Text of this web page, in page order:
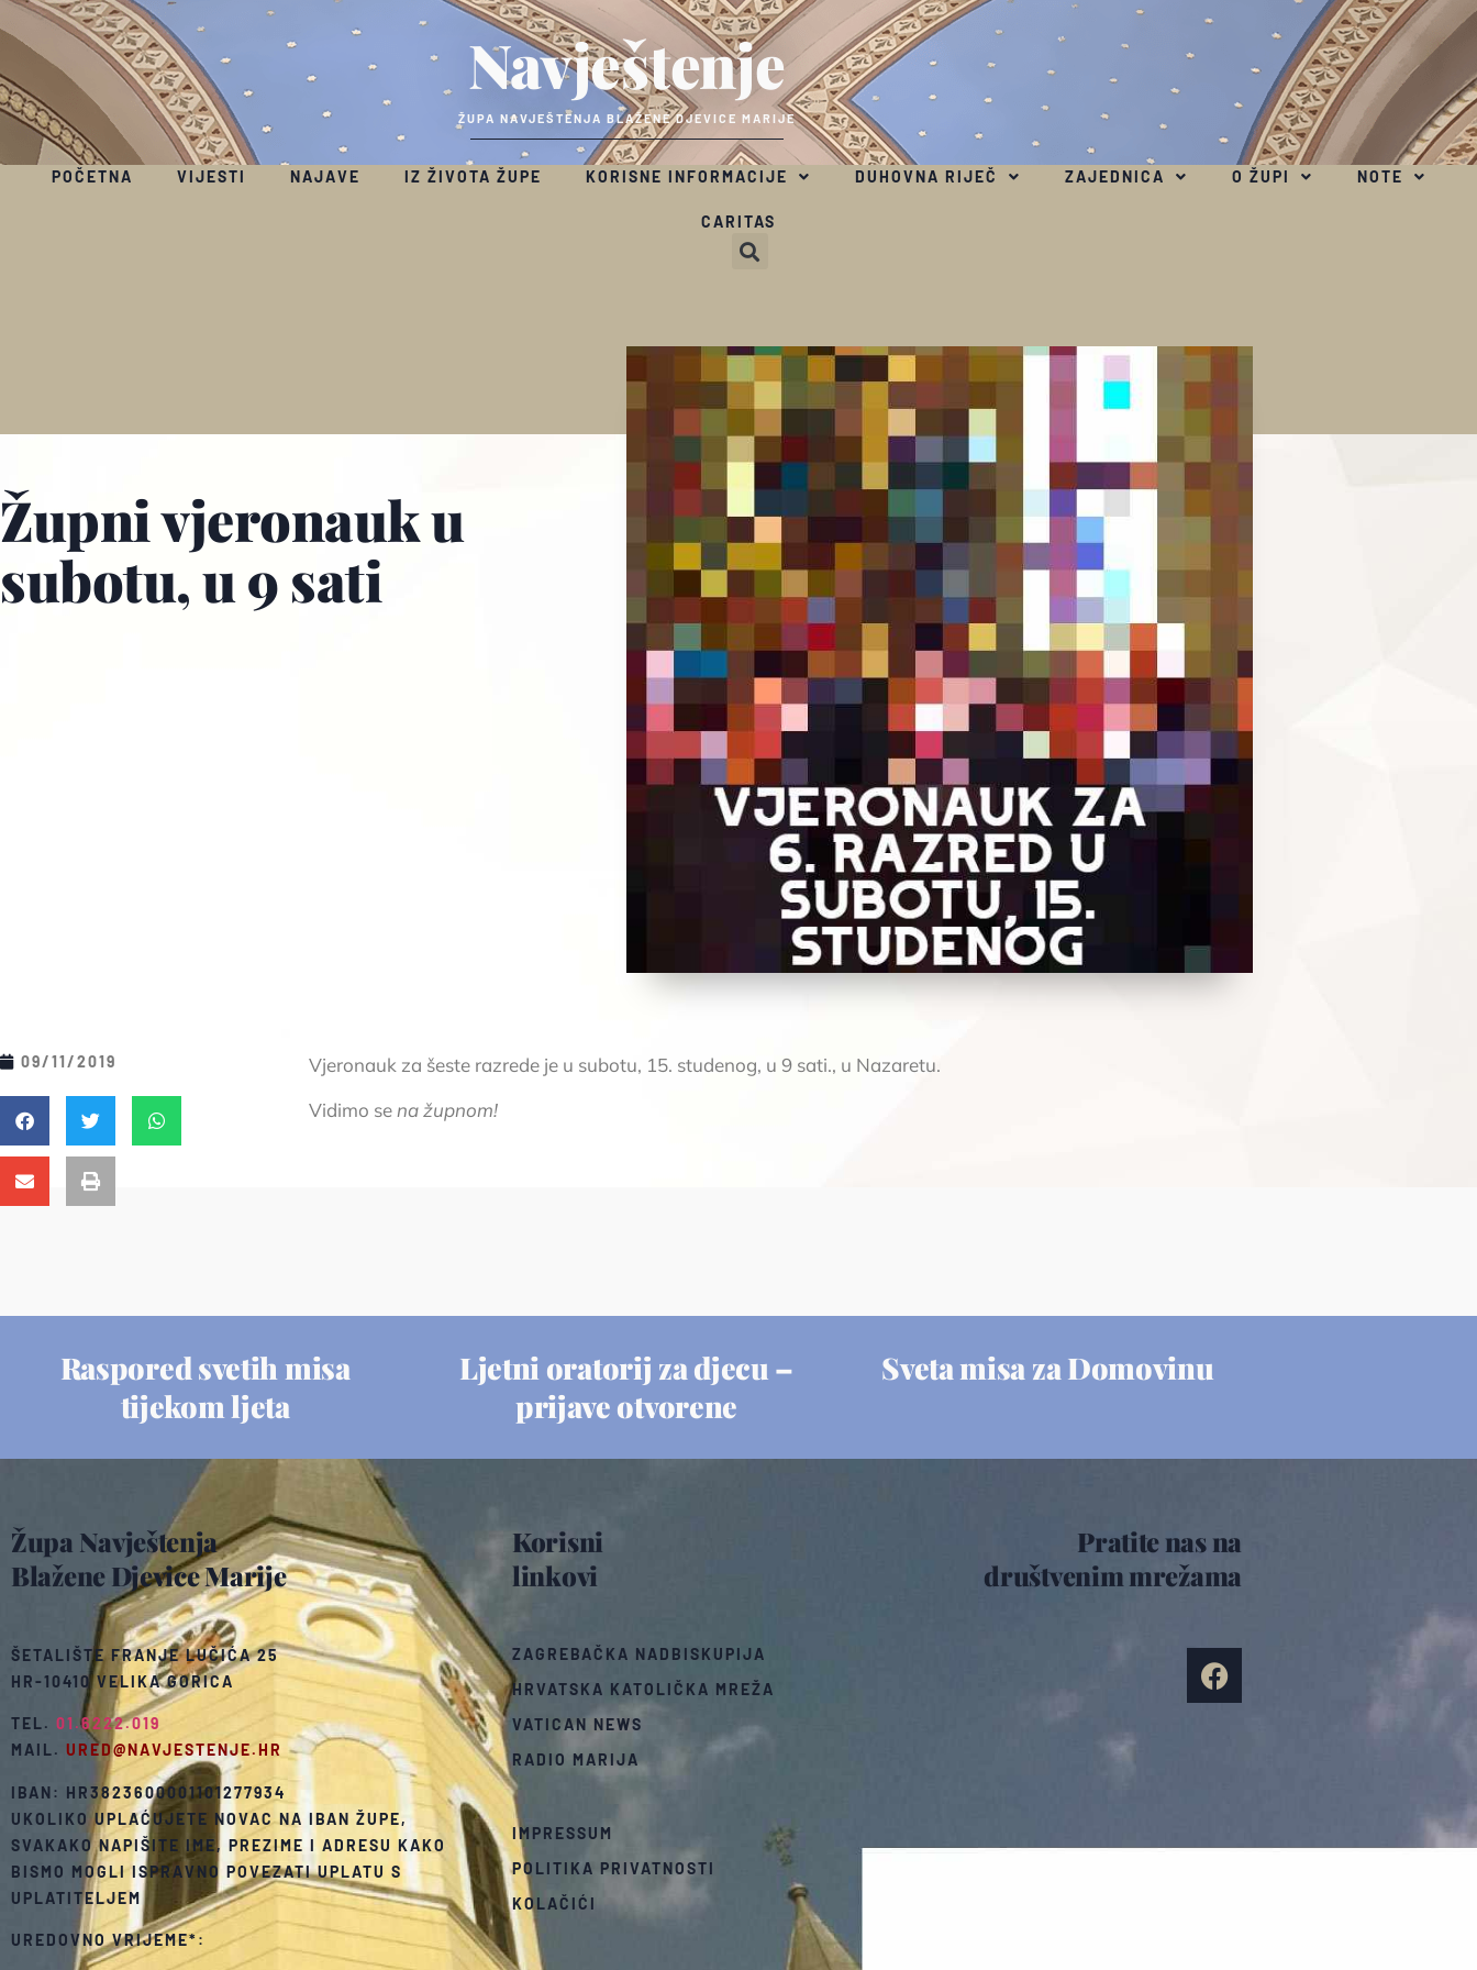
Navještenje
ŽUPA NAVJEŠTENJA BLAŽENE DJEVICE MARIJE
POČETNA VIJESTI NAJAVE IZ ŽIVOTA ŽUPE KORISNE INFORMACIJE DUHOVNA RIJEČ ZAJEDNICA O ŽUPI NOTE
CARITAS
Župni vjeronauk u
subotu, u 9 sati
09/11/2019
Vjeronauk za šeste razrede je u subotu, 15. studenog, u 9 sati., u Nazaretu.
Vidimo sena župnom!
Raspored svetih misa
tijekom ljeta
Ljetni oratorij za djecu –
prijave otvorene
Sveta misa za Domovinu
Župa Navještenja
Blažene Djevice Marije
ŠETALIŠTE FRANJE LUČIĆA 25
HR-10410 VELIKA GORICA
TEL. 01.6222.019
MAIL. URED@NAVJESTENJE.HR
IBAN: HR3823600001101277934
UKOLIKO UPLAĆUJETE NOVAC NA IBAN ŽUPE,
SVAKAKO NAPIŠITE IME, PREZIME I ADRESU KAKO
BISMO MOGLI ISPRAVNO POVEZATI UPLATU S
UPLATITELJEM
UREDOVNO VRIJEME*:
Korisni
linkovi
ZAGREBAČKA NADBISKUPIJA
HRVATSKA KATOLIČKA MREŽA
VATICAN NEWS
RADIO MARIJA
IMPRESSUM
POLITIKA PRIVATNOSTI
KOLAČIĆI
Pratite nas na
društvenim mrežama